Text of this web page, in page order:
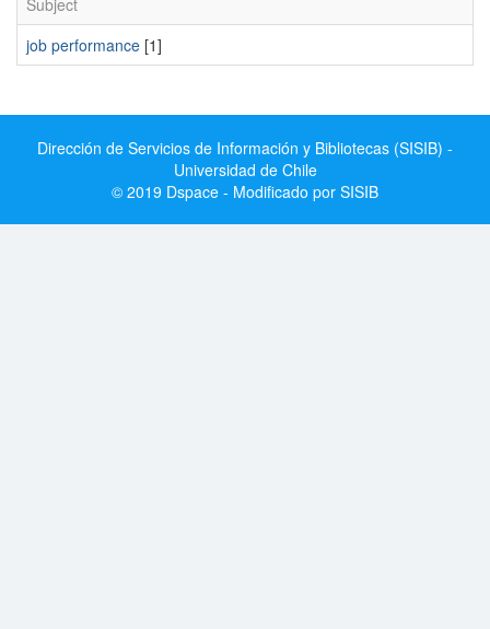
Subject
job performance [1]
Dirección de Servicios de Información y Bibliotecas (SISIB) -
Universidad de Chile
© 2019 Dspace - Modificado por SISIB